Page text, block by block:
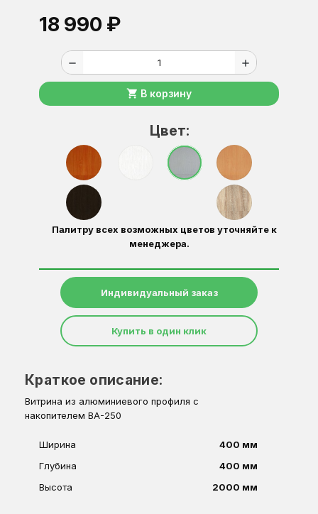
18 990 ₽
remove add
shopping_cart В корзину
Цвет:
Палитру всех возможных цветов уточняйте к
менеджера.
Индивидуальный заказ
Купить в один клик
Краткое описание:
Витрина из алюминиевого профиля с
накопителем ВА-250
Ширина
400 мм
Глубина
400 мм
Высота
2000 мм